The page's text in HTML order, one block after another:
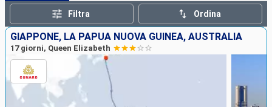
Le nostre destinazioni
Mesi di partenza
Porti
Filtra Ordina
GIAPPONE, LA PAPUA NUOVA GUINEA, AUSTRALIA
17 giorni, Queen Elizabeth